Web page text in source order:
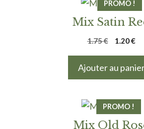
PROMO !
Mix Satin
1.75€
Le
1.20€Le
Ajouter au
PROMO !
Mix Old